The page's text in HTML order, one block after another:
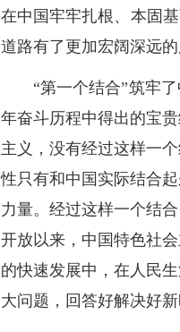
在中国牢牢扎根、本固
道路有了更加宏阔深远
“第一个结合”筑牢
年奋斗历程中得出的宝
主义，没有经过这样一
性只有和中国实际结合
力量。经过这样一个结
开放以来，中国特色社
的快速发展中，在人民
大问题，回答好解决好